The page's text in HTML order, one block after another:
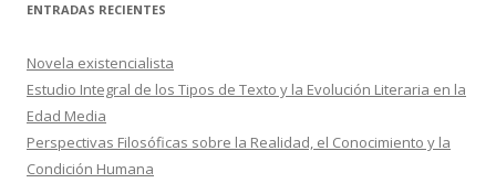
ENTRADAS RECIENTES
Novela existencialista
Estudio Integral de los Tipos de Texto y la Evolución Literaria en la
Edad Media
Perspectivas Filosóficas sobre la Realidad, el Conocimiento y la
Condición Humana